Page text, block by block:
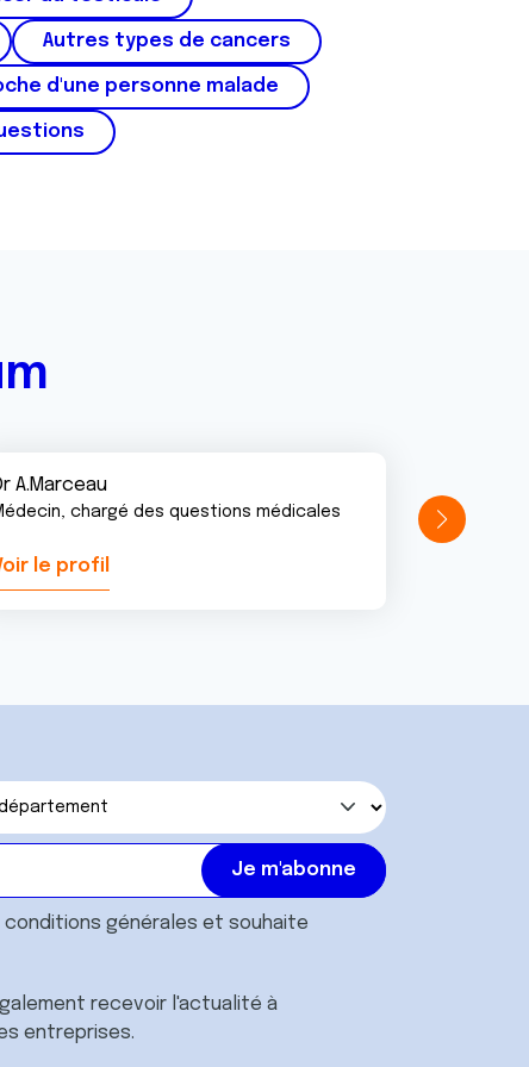
Autres types de cancers
d'une personne malade
A.Marceau
chargé des questions médicales
le profil
conditions générales et souhaite
recevoir l'actualité à
entreprises.